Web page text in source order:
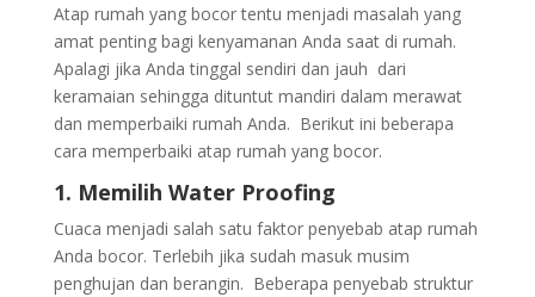
Atap rumah yang bocor tentu menjadi masalah yang
amat penting bagi kenyamanan Anda saat di rumah.
Apalagi jika Anda tinggal sendiri dan jauh dari
keramaian sehingga dituntut mandiri dalam merawat
dan memperbaiki rumah Anda. Berikut ini beberapa
cara memperbaiki atap rumah yang bocor.
1. Memilih Water Proofing
Cuaca menjadi salah satu faktor penyebab atap rumah
Anda bocor. Terlebih jika sudah masuk musim
penghujan dan berangin. Beberapa penyebab struktur